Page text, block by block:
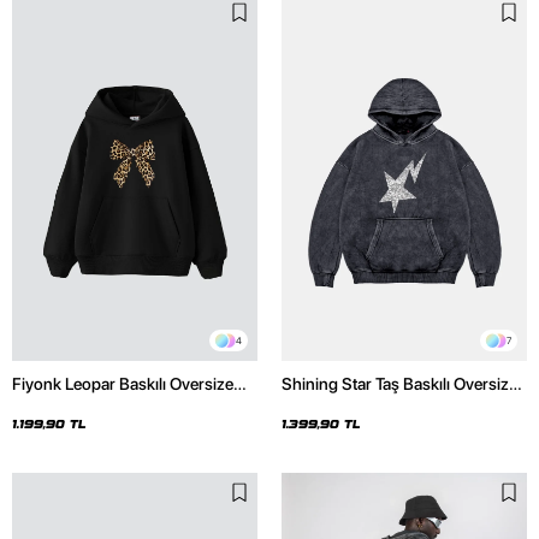
4
Fiyonk Leopar Baskılı Oversize
1.199,90 TL
7
Shining Star Taş Baskılı Oversize
Hoodie
1.399,90 TL